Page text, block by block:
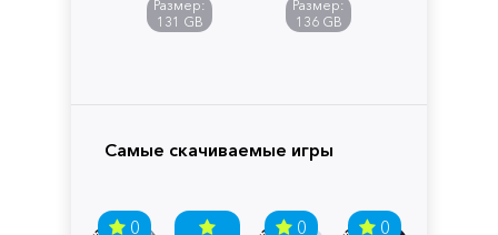
Размер:
131 GB
Pandora
Размер:
136 GB
Самые скачиваемые игры
0 0 0